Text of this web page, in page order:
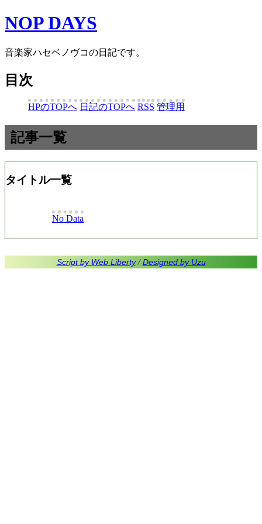
NOP DAYS
音楽家ハセベノヴコの日記です。
目次
HPのTOPへ 日記のTOPへ RSS 管理用
記事一覧
タイトル一覧
No Data
Script by Web Liberty/Designed by Uzu